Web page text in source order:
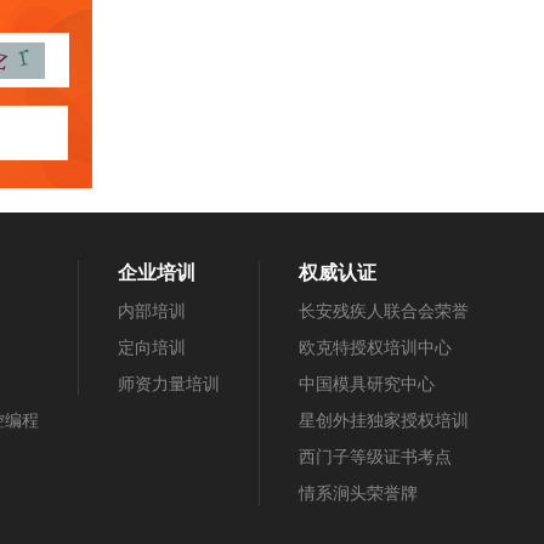
编程
企业培训
内部培训
定向培训
师资力量培训
权威认证
长安残疾人联合会荣誉
欧克特授权培训中心
中国模具研究中心
星创外挂独家授权培训
西门子等级证书考点
情系涧头荣誉牌